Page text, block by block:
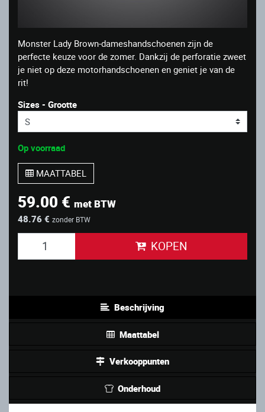
Monster Lady Brown-dameshandschoenen zijn de
perfecte keuze voor de zomer. Dankzij de perforatie zweet
je niet op deze motorhandschoenen en geniet je van de
rit!
Sizes - Grootte
Op voorraad
MAATTABEL
59.00 € met BTW
48.76 € zonder BTW
KOPEN
Beschrijving
Maattabel
Verkooppunten
Onderhoud